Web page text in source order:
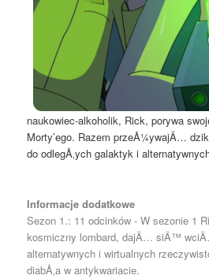
naukowiec-alkoholik, Rick, porywa
Morty’ego. Razem przeÅ¼ywajÄ…
do odlegÅ‚ych galaktyk i
Informacje dodatkowe
Sezon 1.: 11 odcinków - W sezonie 1
kosmiczny lombard, dajÄ… siÄ™
alternatywnych i wirtualnych
diabÅ‚a w antykwariacie.